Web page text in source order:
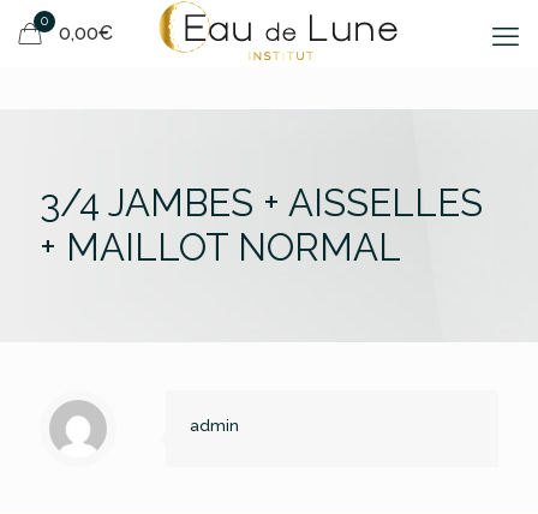
0
0,00€
3/4 JAMBES + AISSELLES
+ MAILLOT NORMAL
admin